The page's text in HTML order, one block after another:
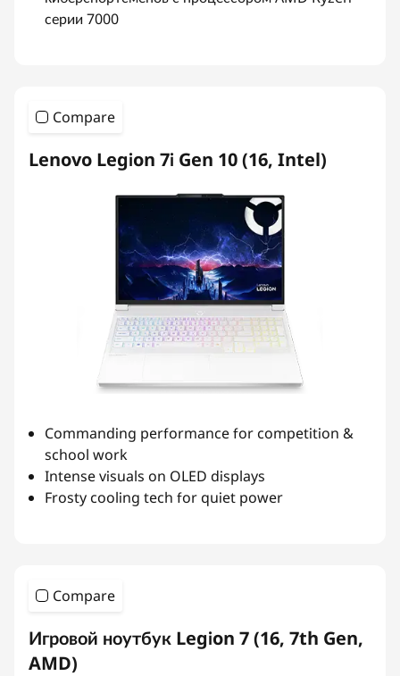
серии 7000
Compare
Lenovo Legion 7i Gen 10 (16, Intel)
Commanding performance for competition &
school work
Intense visuals on OLED displays
Frosty cooling tech for quiet power
Compare
Игровой ноутбук Legion 7 (16, 7th Gen,
AMD)